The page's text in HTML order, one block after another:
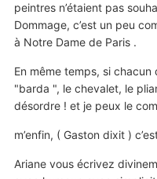
peintres n’étaient pas
Dommage, c’est un peu
à Notre Dame de Paris .
En même temps, si chacun
"barda ", le chevalet, le
désordre ! et je peux le
m’enfin, ( Gaston dixit )
Ariane vous écrivez